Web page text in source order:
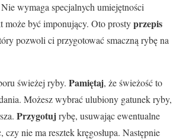
wymaga specjalnych umiejętności
może być imponujący. Oto prostyprzepis
pozwoli ci przygotować smaczną rybę na
świeżej ryby. Pamiętaj, że świeżość to
Możesz wybrać ulubiony gatunek ryby,
Przygotujrybę, usuwając ewentualne
czy nie ma resztek kręgosłupa. Następnie